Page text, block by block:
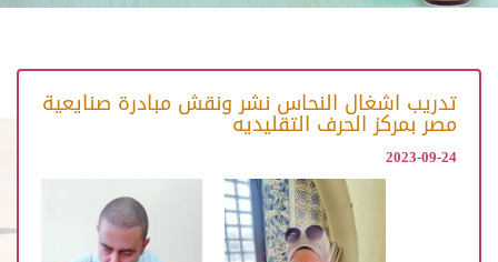
تدريب اشغال النحاس نشر ونقش مبادرة صنايعية
مصر بمركز الحرف التقليديه
2023-09-24